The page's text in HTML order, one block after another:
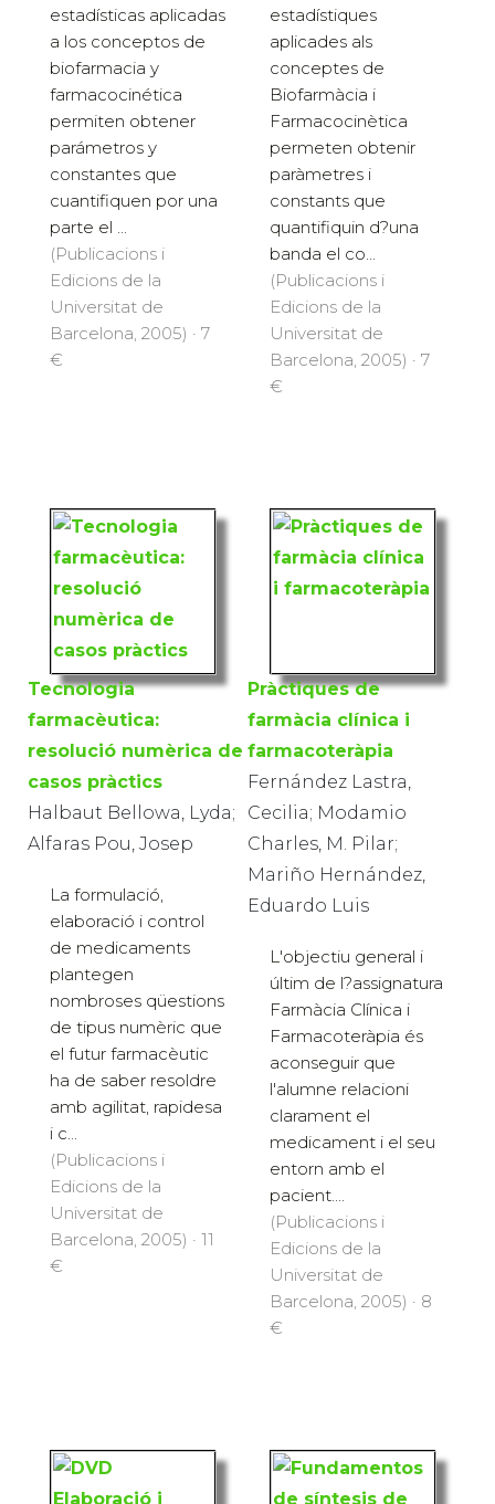
estadísticas aplicadas
a los conceptos de
biofarmacia y
farmacocinética
permiten obtener
parámetros y
constantes que
cuantifiquen por una
parte el ...
(Publicacions i
Edicions de la
Universitat de
Barcelona, 2005) · 7
€
estadístiques
aplicades als
conceptes de
Biofarmàcia i
Farmacocinètica
permeten obtenir
paràmetres i
constants que
quantifiquin d?una
banda el co...
(Publicacions i
Edicions de la
Universitat de
Barcelona, 2005) · 7
€
Tecnologia
farmacèutica:
resolució numèrica de
casos pràctics
Halbaut Bellowa, Lyda;
Alfaras Pou, Josep
La formulació,
elaboració i control
de medicaments
plantegen
nombroses qüestions
de tipus numèric que
el futur farmacèutic
ha de saber resoldre
amb agilitat, rapidesa
i c...
(Publicacions i
Edicions de la
Universitat de
Barcelona, 2005) · 11
€
Pràctiques de
farmàcia clínica i
farmacoteràpia
Fernández Lastra,
Cecilia; Modamio
Charles, M. Pilar;
Mariño Hernández,
Eduardo Luis
L'objectiu general i
últim de l?assignatura
Farmàcia Clínica i
Farmacoteràpia és
aconseguir que
l'alumne relacioni
clarament el
medicament i el seu
entorn amb el
pacient....
(Publicacions i
Edicions de la
Universitat de
Barcelona, 2005) · 8
€